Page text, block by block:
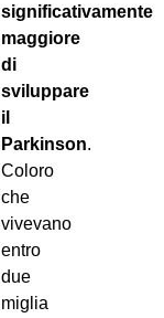
significativamente
maggiore
di
sviluppare
il
Parkinson.
Coloro
che
vivevano
entro
due
miglia